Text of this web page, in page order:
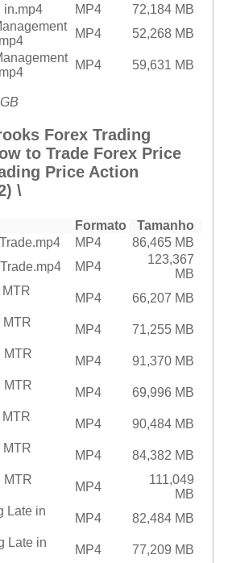
in.mp4
MP4
72,184 MB
MP4
52,268 MB
MP4 59,631 MB
Forex Trading
to Trade Forex Price
Price Action
\
Formato
Tamanho
MP4
86,465 MB
MP4
123,367
MB
MP4
66,207 MB
MTR
MP4
71,255 MB
MTR
MP4
91,370 MB
MTR
MP4
69,996 MB
MP4
90,484 MB
MTR
MP4
84,382 MB
MTR
MP4
111,049
MB
Late in
MP4
82,484 MB
Late in
MP4 77,209 MB